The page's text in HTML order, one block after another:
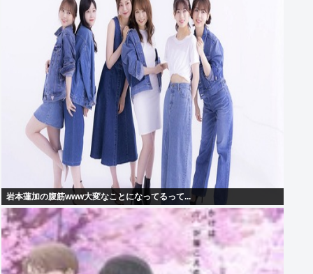
岩本蓮加の腹筋www大変なことになってるって...